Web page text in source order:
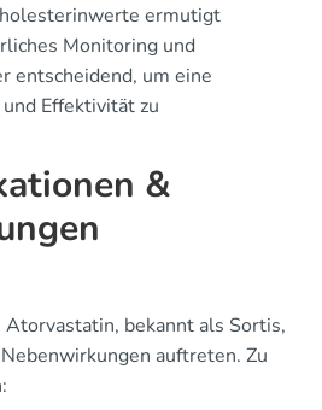
ermutigt
Monitoring und
entscheidend, um eine
Effektivität zu
&
Atorvastatin, bekannt als Sortis,
auftreten. Zu